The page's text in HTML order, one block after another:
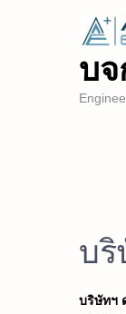
บจ
บริ
บริษัทฯ